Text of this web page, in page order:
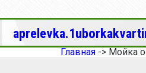
Главная-> Мойка